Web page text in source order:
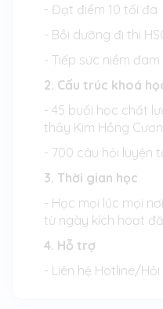
- Đạt điểm 10 tối đa
- Bồi dưỡng đi thi
- Tiếp sức niềm
2. Cấu trúc khoá
- 45 buổi học chất
thầy Kim Hồng
- 700 câu hỏi luyện
3. Thời gian học
- Học mọi lúc mọi
từ ngày kích hoạt
4. Hỗ trợ
- Liên hệ Hotline/